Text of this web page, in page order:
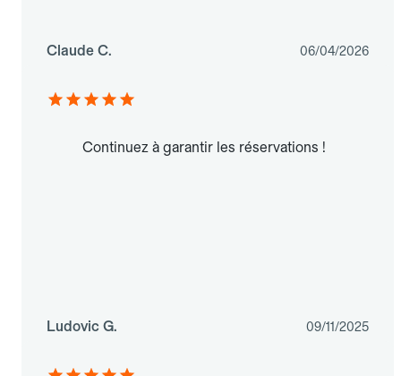
Claude C. 06/04/2026
Continuez à garantir les réservations !
Ludovic G. 09/11/2025